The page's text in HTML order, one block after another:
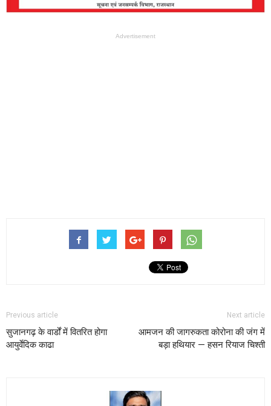
Advertisement
Previous article
सुजानगढ़ के वार्डों में वितरित होगा
आयुर्वेदिक काढा
Next article
आमजन की जागरुकता कोरोना की जंग में
बड़ा हथियार — हसन रियाज चिश्ती